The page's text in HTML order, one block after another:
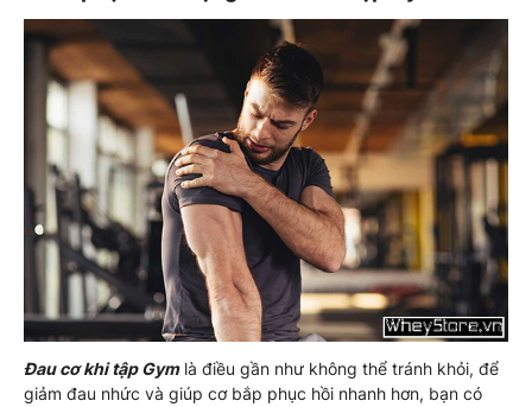
Đau cơ khi tập Gymlà điều gần như không thể tránh khỏi, để
giảm đau nhức và giúp cơ bắp phục hồi nhanh hơn, bạn có